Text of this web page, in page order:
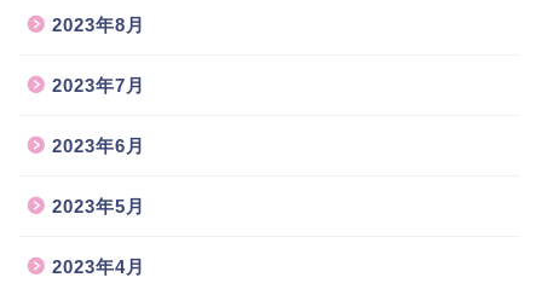
2023年8月
2023年7月
2023年6月
2023年5月
2023年4月